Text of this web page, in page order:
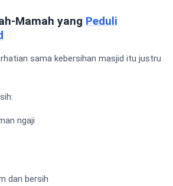
Mamah yang Peduli
sama kebersihan masjid itu justru
ngaji
dan bersih